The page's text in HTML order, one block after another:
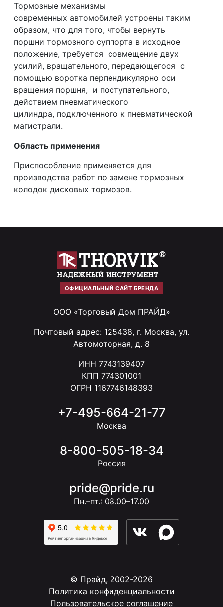
Тормозные механизмы
современных автомобилей устроены таким
образом, что для того, чтобы вернуть
поршни тормозного суппорта в исходное
положение, требуется совмещение двух
усилий, вращательного, передающегося с
помощью воротка перпендикулярно оси
вращения поршня, и поступательного,
действием пневматического
цилиндра, подключенного к пневматической
магистрали.
Область применения
Приспособление применяется для
производства работ по замене тормозных
колодок дисковых тормозов.
ОФИЦИАЛЬНЫЙ САЙТ БРЕНДА
ООО «Торговый Дом ПРАЙД»
Почтовый адрес: 125438, г. Москва, ул.
Автомоторная, д. 8
ИНН 7743139407
КПП 774301001
ОГРН 1167746148393
+7-495-664-21-77
Москва
8-800-505-18-34
Россия
pride@pride.ru
Пн.–пт.: 08.00–17.00
© Прайд, 2002-2026
Политика конфиденциальности
Пользовательское соглашение